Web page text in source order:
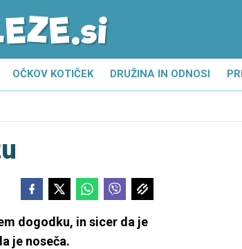
OČKOV KOTIČEK DRUŽINA IN ODNOSI
dogodku, in sicer da je
je noseča.